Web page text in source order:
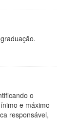
o
e máximo
responsável,